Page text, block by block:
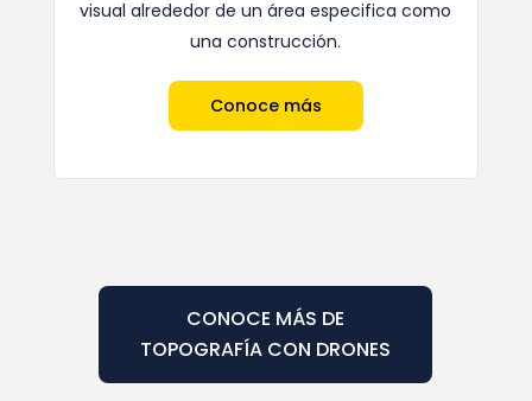
visual alrededor de un área especifica como
una construcción.
Conoce más
CONOCE MÁS DE
TOPOGRAFÍA CON DRONES